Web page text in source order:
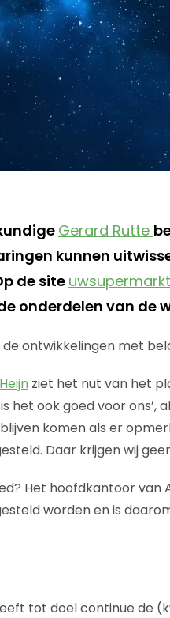
Gerard Rutte
kunnen
de site
onderdelen van de
ontwikkelingen met
ziet het nut van het
het ook goed voor ons’,
komen als er
Daar krijgen wij
Het hoofdkantoor
worden en is
tot doel continue de